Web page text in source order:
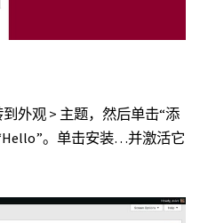
外观 > 主题，然后单击“添
。单击安装…并激活它